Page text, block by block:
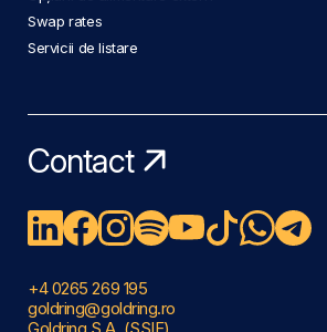
Swap rates
Servicii de listare
Contact
+4 0265 269 195
goldring@goldring.ro